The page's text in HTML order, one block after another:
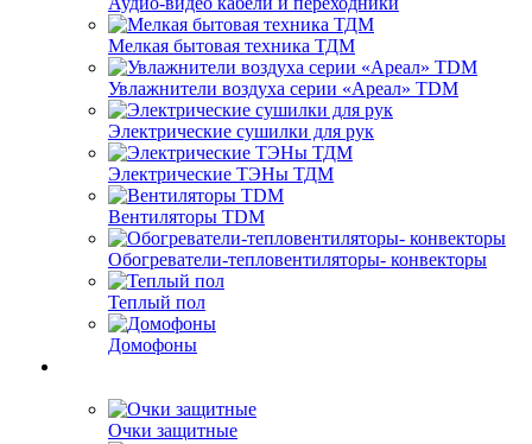
Мелкая бытовая техника ТДМ
Увлажнители воздуха серии «Ареал» TDM
Электрические сушилки для рук
Электрические ТЭНы ТДМ
Вентиляторы TDM
Обогреватели-тепловентиляторы- конвекторы
Теплый пол
Домофоны
Очки защитные